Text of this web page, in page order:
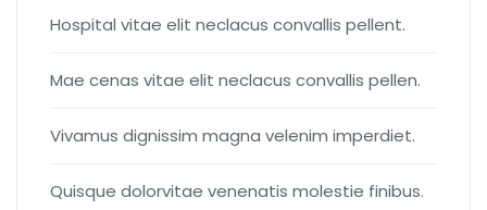
Hospital vitae elit neclacus convallis pellent.
Mae cenas vitae elit neclacus convallis pellen.
Vivamus dignissim magna velenim imperdiet.
Quisque dolorvitae venenatis molestie finibus.